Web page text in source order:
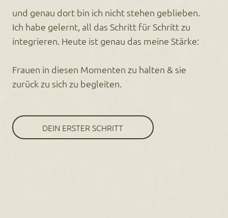
und genau dort bin ich nicht stehen geblieben.
Ich habe gelernt, all das Schritt für Schritt zu
integrieren. Heute ist genau das meine Stärke:
Frauen in diesen Momenten zu halten & sie
zurück zu sich zu begleiten.
DEIN ERSTER SCHRITT